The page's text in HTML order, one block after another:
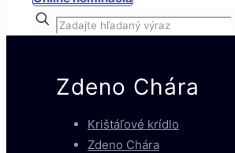
Zdeno Chára
Krištáľové krídlo
Zdeno Chára